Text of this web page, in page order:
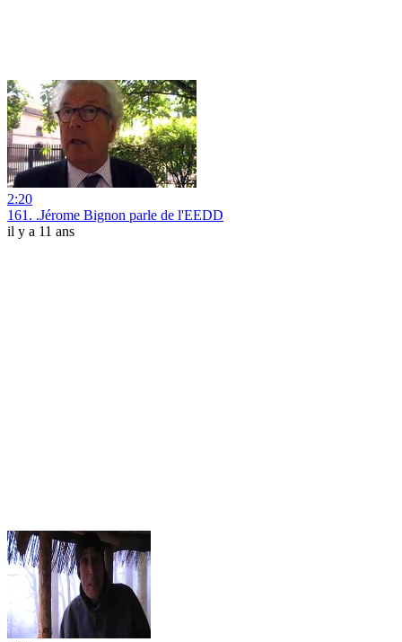
2:20
161. .Jérome Bignon parle de l'EEDD
il y a 11 ans